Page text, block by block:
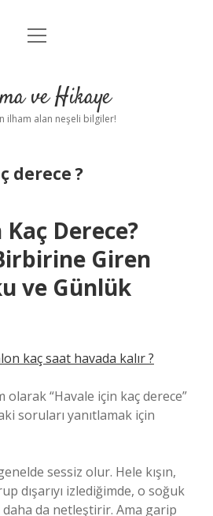
Politikası
Yasal Uyarı
menüyü
ve Hikaye
ilham alan neşeli bilgiler!
derece ?
Derece?
Giren
ve Günlük
kaç saat havada kalır ?
“Havale için kaç derece”
soruları yanıtlamak için
sessiz olur. Hele kışın,
dışarıyı izlediğimde, o soğuk
da netleştirir. Ama garip